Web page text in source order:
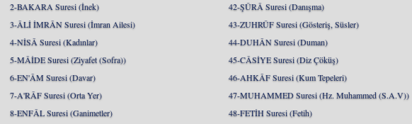
2-BAKARA Suresi (İnek)
3-ÂLİ İMRÂN Suresi (İmran Ailesi)
4-NİSÂ Suresi (Kadınlar)
5-MÂİDE Suresi (Ziyafet (Sofra))
6-EN'ÂM Suresi (Davar)
7-A'RÂF Suresi (Orta Yer)
8-ENFÂL Suresi (Ganimetler)
42-ŞÛRÂ Suresi (Danışma)
43-ZUHRÛF Suresi (Gösteriş, Süsler)
44-DUHÂN Suresi (Duman)
45-CÂSİYE Suresi (Diz Çöküş)
46-AHKÂF Suresi (Kum Tepeleri)
47-MUHAMMED Suresi (Hz. Muhammed (S.A.V))
48-FETİH Suresi (Fetih)